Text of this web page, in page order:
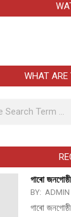
WHAT ARE
গাৰো
BY: ADMIN
গাৰো